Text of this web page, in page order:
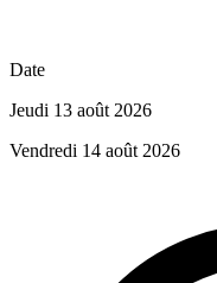
Date
Jeudi 13 août 2026
Vendredi 14 août 2026